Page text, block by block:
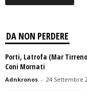
DA NON PERDERE
Porti, Latrofa (Mar
Coni Mornati
Adnkronos - 24 Settembre